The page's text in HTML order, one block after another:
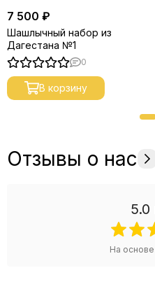
7 500 ₽
Шашлычный набор из
Дагестана №1
0
В корзину
Отзывы о нас
5.0
На основе